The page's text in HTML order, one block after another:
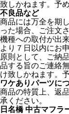
致しかねます。予
不良品など
商品には万全を期
った場合、ご注文
機種への取付が出
より７日以内にお
原則として、ご納
品する旨のご連絡
け致しかねます。
ワケありパーツに
商品の特質上、返
承ください。
日名橋 中古マフラ